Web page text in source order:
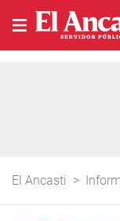
El Ancasti >